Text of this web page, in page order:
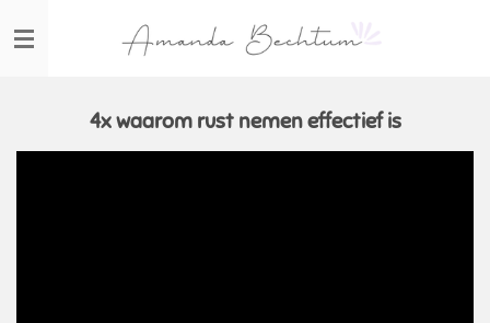
direct
hoofdinhoud4x waarom rust nemen effectief is